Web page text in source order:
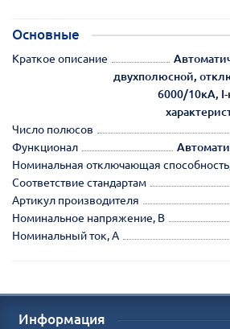
Основные
Краткое описание
двухполюсной,
6000/10кА,
Число полюсов
Функционал
Номинальная отключающая
Соответствие стандартам
Артикул производителя
Номинальное напряжение, В
Номинальный ток, А
Информация